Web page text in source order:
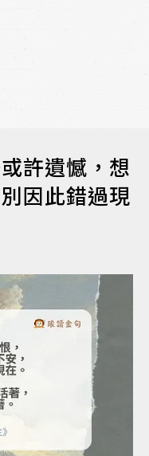
許遺憾，想
因此錯過現